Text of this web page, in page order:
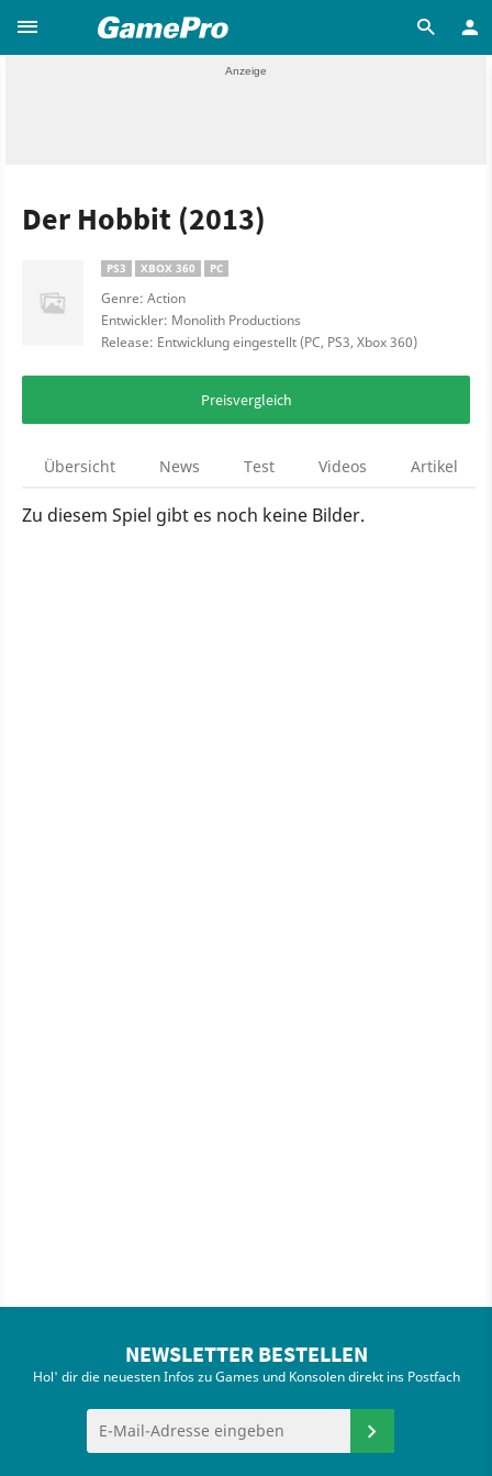
Der Hobbit (2013)
PS3 XBOX 360 PC
Genre: Action
Entwickler: Monolith Productions
Release: Entwicklung eingestellt (PC, PS3, Xbox 360)
Preisvergleich
Übersicht News Test Videos Artikel
Zu diesem Spiel gibt es noch keine Bilder.
NEWSLETTER BESTELLEN
Hol' dir die neuesten Infos zu Games und Konsolen direkt ins Postfach